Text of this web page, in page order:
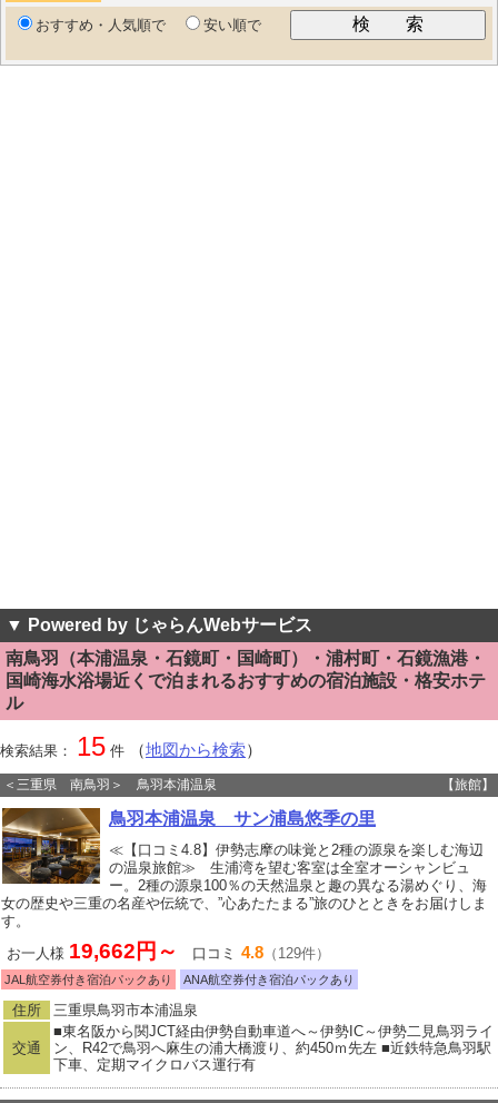
おすすめ・人気順で 安い順で
▼ Powered by じゃらんWebサービス
南鳥羽（本浦温泉・石鏡町・国崎町）・浦村町・石鏡漁港・
国崎海水浴場近くで泊まれるおすすめの宿泊施設・格安ホテ
ル
検索結果： 15 件 （地図から検索）
＜三重県 南鳥羽＞ 鳥羽本浦温泉 【旅館】
鳥羽本浦温泉 サン浦島悠季の里
≪【口コミ4.8】伊勢志摩の味覚と2種の源泉を楽しむ海辺
の温泉旅館≫ 生浦湾を望む客室は全室オーシャンビュ
ー。2種の源泉100％の天然温泉と趣の異なる湯めぐり、海
女の歴史や三重の名産や伝統で、”心あたたまる”旅のひとときをお届けしま
す。
お一人様 19,662円～ 口コミ 4.8 （129件）
JAL航空券付き宿泊パックあり ANA航空券付き宿泊パックあり
住所 三重県鳥羽市本浦温泉
交通
■東名阪から関JCT経由伊勢自動車道へ～伊勢IC～伊勢二見鳥羽ライ
ン、R42で鳥羽へ麻生の浦大橋渡り、約450ｍ先左 ■近鉄特急鳥羽駅
下車、定期マイクロバス運行有